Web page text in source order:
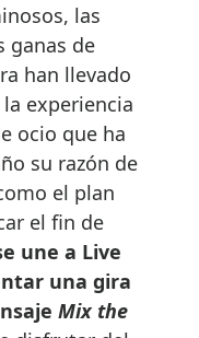
las
ganas de
han llevado
experiencia
ocio que ha
su razón de
el plan
el fin de
une a Live
una gira
Mix the